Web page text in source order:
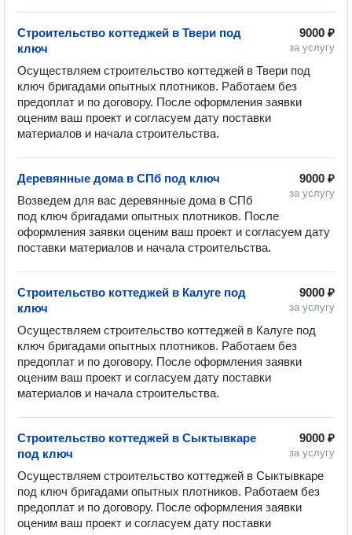
9000 ₽
за услугу
Строительство коттеджей в Твери под
ключ
Осуществляем строительство коттеджей в Твери под
ключ бригадами опытных плотников. Работаем без
предоплат и по договору. После оформления заявки
оценим ваш проект и согласуем дату поставки
9000 ₽
за услугу
Деревянные дома в СПб под ключ
Возведем для вас деревянные дома в СПб
под ключ бригадами опытных плотников. После
оформления заявки оценим ваш проект и согласуем дату
9000 ₽
за услугу
Строительство коттеджей в Калуге под
ключ
Осуществляем строительство коттеджей в Калуге под
ключ бригадами опытных плотников. Работаем без
предоплат и по договору. После оформления заявки
оценим ваш проект и согласуем дату поставки
9000 ₽
за услугу
Строительство коттеджей в Сыктывкаре
под ключ
Осуществляем строительство коттеджей в Сыктывкаре
под ключ бригадами опытных плотников. Работаем без
предоплат и по договору. После оформления заявки
оценим ваш проект и согласуем дату поставки